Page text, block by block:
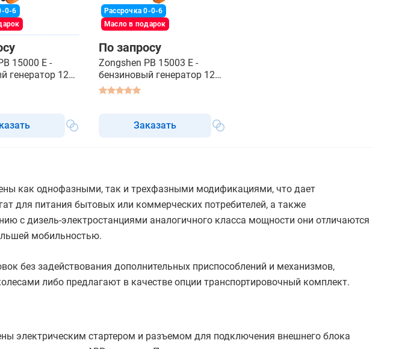
0-6
15000 E -
генератор 12
Рассрочка 0-0-6
Масло в подарок
По запросу
Zongshen PB 15003 E -
бензиновый генератор 12
квт
Заказать
как однофазными, так и трехфазными модификациями, что дает
для питания бытовых или коммерческих потребителей, а также
с дизель-электростанциями аналогичного класса мощности они отличаются
мобильностью.
без задействования дополнительных приспособлений и механизмов,
либо предлагают в качестве опции транспортировочный комплект.
электрическим стартером и разъемом для подключения внешнего блока